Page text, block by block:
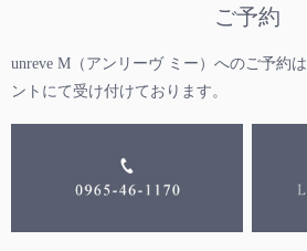
ご予約
unreve M（アンリーヴ ミー）へのご予約は
ントにて受け付けております。